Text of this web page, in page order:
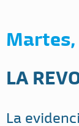
Martes,
LA
La